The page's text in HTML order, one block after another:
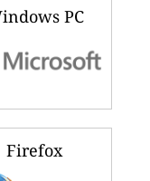
PC
Firefox